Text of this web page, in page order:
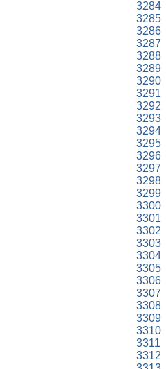
3284
3285
3286
3287
3288
3289
3290
3291
3292
3293
3294
3295
3296
3297
3298
3299
3300
3301
3302
3303
3304
3305
3306
3307
3308
3309
3310
3311
3312